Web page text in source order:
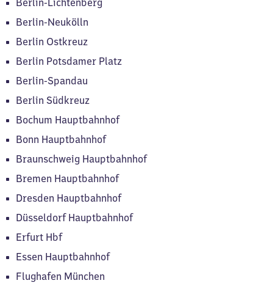
Berlin-Lichtenberg
Berlin-Neukölln
Berlin Ostkreuz
Berlin Potsdamer Platz
Berlin-Spandau
Berlin Südkreuz
Bochum Hauptbahnhof
Bonn Hauptbahnhof
Braunschweig Hauptbahnhof
Bremen Hauptbahnhof
Dresden Hauptbahnhof
Düsseldorf Hauptbahnhof
Erfurt Hbf
Essen Hauptbahnhof
Flughafen München